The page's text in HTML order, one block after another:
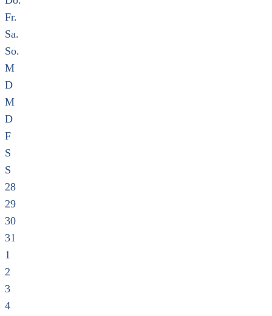
Fr.
Sa.
So.
M
D
M
D
F
S
S
28
29
30
31
1
2
3
4